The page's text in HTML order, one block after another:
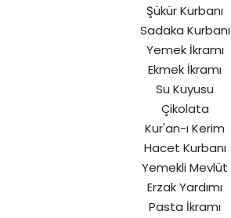
Şükür Kurbanı
Sadaka Kurbanı
Yemek İkramı
Ekmek İkramı
Su Kuyusu
Çikolata
Kur'an-ı Kerim
Hacet Kurbanı
Yemekli Mevlüt
Erzak Yardımı
Pasta İkramı